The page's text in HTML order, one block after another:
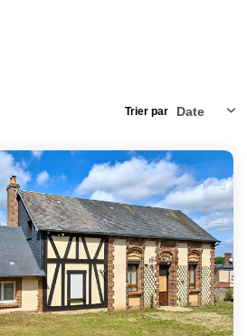
CONTACT
EXTRANET
Trier par